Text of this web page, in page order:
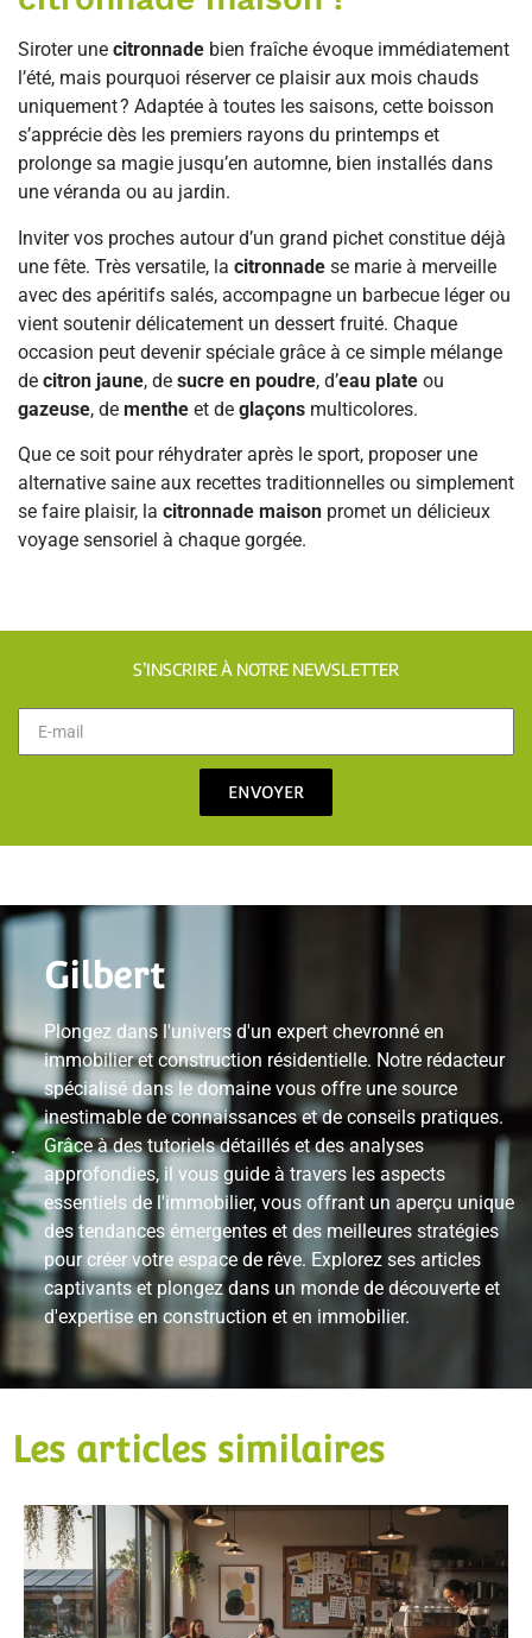
Siroter une citronnade bien fraîche évoque immédiatement
l’été, mais pourquoi réserver ce plaisir aux mois chauds
uniquement ? Adaptée à toutes les saisons, cette boisson
s’apprécie dès les premiers rayons du printemps et
prolonge sa magie jusqu’en automne, bien installés dans
une véranda ou au jardin.
Inviter vos proches autour d’un grand pichet constitue déjà
une fête. Très versatile, la citronnade se marie à merveille
avec des apéritifs salés, accompagne un barbecue léger ou
vient soutenir délicatement un dessert fruité. Chaque
occasion peut devenir spéciale grâce à ce simple mélange
de citron jaune, de sucre en poudre, d’eau plate ou
gazeuse, de menthe et de glaçons multicolores.
Que ce soit pour réhydrater après le sport, proposer une
alternative saine aux recettes traditionnelles ou simplement
se faire plaisir, la citronnade maison promet un délicieux
voyage sensoriel à chaque gorgée.
S’INSCRIRE À NOTRE NEWSLETTER
ENVOYER
Gilbert
Plongez dans l'univers d'un expert chevronné en
immobilier et construction résidentielle. Notre rédacteur
spécialisé dans le domaine vous offre une source
inestimable de connaissances et de conseils pratiques.
Grâce à des tutoriels détaillés et des analyses
approfondies, il vous guide à travers les aspects
essentiels de l'immobilier, vous offrant un aperçu unique
des tendances émergentes et des meilleures stratégies
pour créer votre espace de rêve. Explorez ses articles
captivants et plongez dans un monde de découverte et
d'expertise en construction et en immobilier.
Les articles similaires